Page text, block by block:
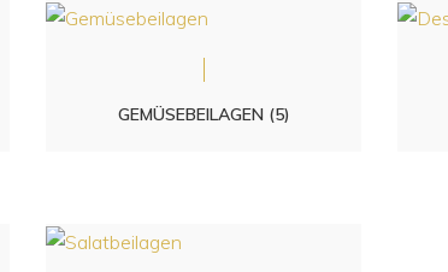
GEMÜSEBEILAGEN (5)